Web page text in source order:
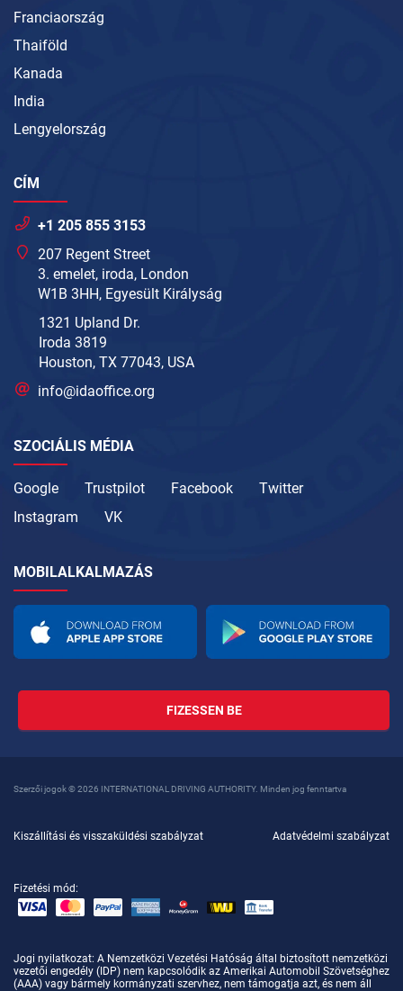
Franciaország
Thaiföld
Kanada
India
Lengyelország
CÍM
+1 205 855 3153
207 Regent Street
3. emelet, iroda, London
W1B 3HH, Egyesült Királyság
1321 Upland Dr.
Iroda 3819
Houston, TX 77043, USA
info@idaoffice.org
SZOCIÁLIS MÉDIA
Google Trustpilot Facebook
Twitter
Instagram
VK
MOBILALKALMAZÁS
FIZESSEN BE
Szerzői jogok © 2026 INTERNATIONAL DRIVING AUTHORITY. Minden jog fenntartva
Kiszállítási és visszaküldési szabályzat Adatvédelmi szabályzat
Fizetési mód:
Jogi nyilatkozat: A Nemzetközi Vezetési Hatóság által biztosított nemzetközi
vezetői engedély (IDP) nem kapcsolódik az Amerikai Automobil Szövetséghez
(AAA) vagy bármely kormányzati szervhez, nem támogatja azt, és nem áll